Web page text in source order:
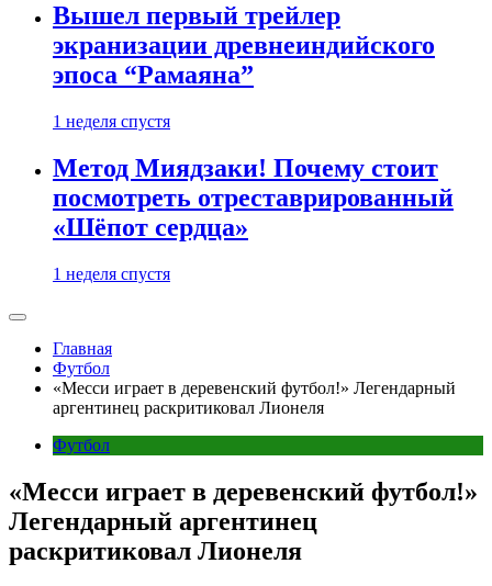
Вышел первый трейлер
экранизации древнеиндийского
эпоса “Рамаяна”
1 неделя спустя
Метод Миядзаки! Почему стоит
посмотреть отреставрированный
«Шёпот сердца»
1 неделя спустя
Главная
Футбол
«Месси играет в деревенский футбол!» Легендарный
аргентинец раскритиковал Лионеля
Футбол
«Месси играет в деревенский футбол!»
Легендарный аргентинец
раскритиковал Лионеля